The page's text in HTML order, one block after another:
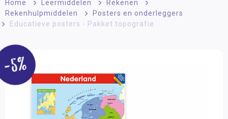
Home > Leermiddelen > Rekenen
>
Rekenhulpmiddelen
> Posters en onderleggers
Educatieve posters - Pakket topografie
-5%